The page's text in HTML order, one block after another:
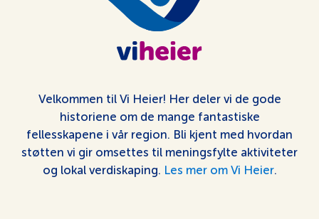
Velkommen til Vi Heier! Her deler vi de gode
historiene om de mange fantastiske
fellesskapene i vår region. Bli kjent med hvordan
støtten vi gir omsettes til meningsfylte aktiviteter
og lokal verdiskaping. Les mer om Vi Heier.